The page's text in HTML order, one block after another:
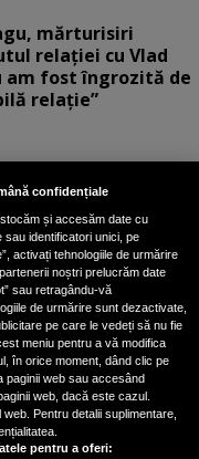
mărturisiri
relației cu Vlad
am fost îngrozită de
relație”
Guță și
ce au plecat din
„Noi
casă cu două-trei
achiziție după
exorbitantă pe
buzunar pentru o
de soare și un
confidențiale
și accesăm date cu
identificatori unici, pe
activați tehnologiile de urmărire
noștri prelucrăm date
sau retragându-vă
de urmărire sunt dezactivate,
pe care le vedeți să nu fie
meniu pentru a vă modifica
în orice moment, dând clic pe
paginii web sau accesând
web, dacă este cazul.
Pentru detalii suplimentare,
pentru a oferi: